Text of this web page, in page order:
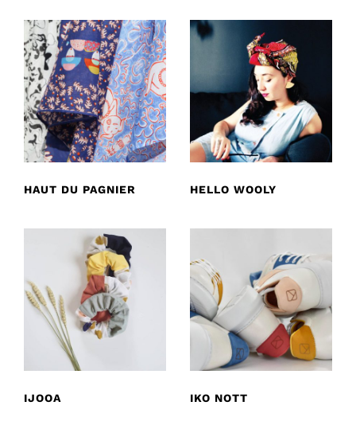
HAUT DU PAGNIER HELLO WOOLY
IJOOA IKO NOTT